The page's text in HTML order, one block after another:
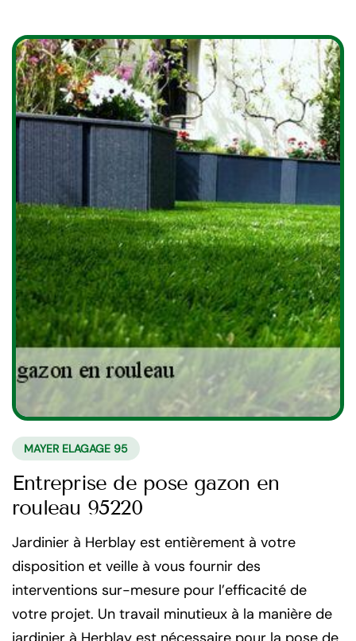
MAYER ELAGAGE 95
Entreprise de pose gazon en
rouleau 95220
Jardinier à Herblay est entièrement à votre
disposition et veille à vous fournir des
interventions sur-mesure pour l’efficacité de
votre projet. Un travail minutieux à la manière de